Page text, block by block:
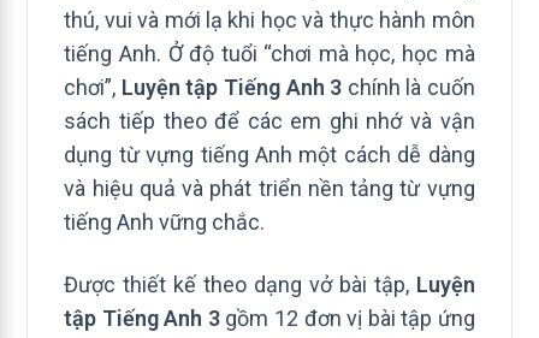
thú, vui và mới lạ khi học và thực hành môn
tiếng Anh. Ở độ tuổi “chơi mà học, học mà
chơi”, Luyện tập Tiếng Anh 3 chính là cuốn
sách tiếp theo để các em ghi nhớ và vận
dụng từ vựng tiếng Anh một cách dễ dàng
và hiệu quả và phát triển nền tảng từ vựng
tiếng Anh vững chắc.
Được thiết kế theo dạng vở bài tập, Luyện
tập Tiếng Anh 3gồm 12 đơn vị bài tập ứng